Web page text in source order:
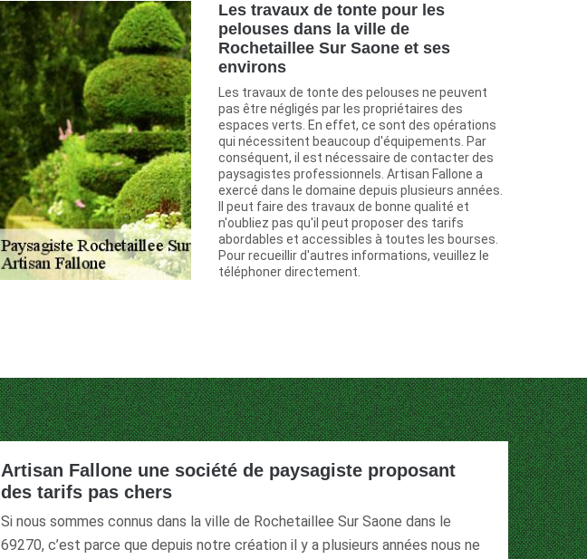
Les travaux de tonte pour les
pelouses dans la ville de
Rochetaillee Sur Saone et ses
environs
Les travaux de tonte des pelouses ne peuvent
pas être négligés par les propriétaires des
espaces verts. En effet, ce sont des opérations
qui nécessitent beaucoup d'équipements. Par
conséquent, il est nécessaire de contacter des
paysagistes professionnels. Artisan Fallone a
exercé dans le domaine depuis plusieurs années.
Il peut faire des travaux de bonne qualité et
n'oubliez pas qu'il peut proposer des tarifs
abordables et accessibles à toutes les bourses.
Pour recueillir d'autres informations, veuillez le
téléphoner directement.
Artisan Fallone une société de paysagiste proposant
des tarifs pas chers
Si nous sommes connus dans la ville de Rochetaillee Sur Saone dans le
69270, c’est parce que depuis notre création il y a plusieurs années nous ne